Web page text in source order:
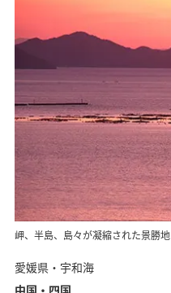
岬、半島、島々が凝縮された景勝地
愛媛県・宇和海